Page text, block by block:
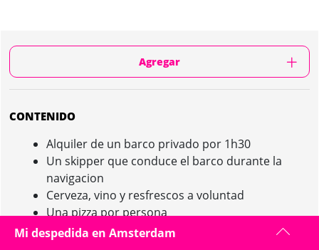
Agregar
CONTENIDO
Alquiler de un barco privado por 1h30
Un skipper que conduce el barco durante la
navigacion
Cerveza, vino y resfrescos a voluntad
Una pizza por persona
Mi despedida en Amsterdam